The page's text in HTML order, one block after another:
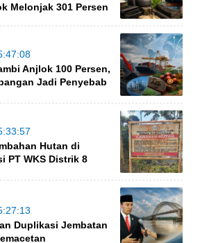
Melonjak 301 Persen
Anjlok 100 Persen,
Jadi Penyebab
Hutan di
PT WKS Distrik 8
Duplikasi Jembatan